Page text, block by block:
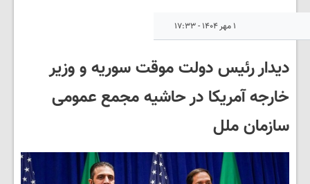
۱ مهر ۱۴۰۴ - ۱۷:۳۳
دیدار رئیس دولت موقت سوریه و وزیر
خارجه آمریکا در حاشیه مجمع عمومی
سازمان ملل